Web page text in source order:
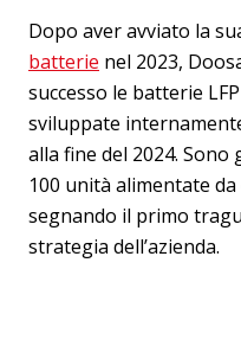
Dopo aver avviato la
batterie nel 2023,
successo le batterie
sviluppate
alla fine del 2024.
100 unità alimentate
segnando il primo
strategia dell’azienda.